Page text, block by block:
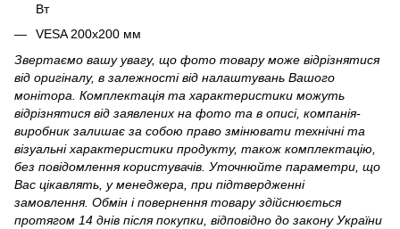
Вт
VESA 200x200 мм
Звертаємо вашу увагу, що фото товару може відрізнятися
від оригіналу, в залежності від налаштувань Вашого
монітора. Комплектація та характеристики можуть
відрізнятися від заявлених на фото та в описі, компанія-
виробник залишає за собою право змінювати технічні та
візуальні характеристики продукту, також комплектацію,
без повідомлення користувачів. Уточнюйте параметри, що
Вас цікавлять, у менеджера, при підтвердженні
замовлення. Обмін і повернення товару здійснюється
протягом 14 днів після покупки, відповідно до закону України